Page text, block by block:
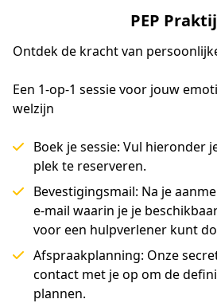
PEP
Ontdek de kracht van
Een 1-op-1 sessie voor jouw
welzijn
Boek je sessie: Vul hieronder
plek te reserveren.
Bevestigingsmail: Na je
e-mail waarin je je
voor een hulpverlener kunt
Afspraakplanning: Onze
contact met je op om de
plannen.